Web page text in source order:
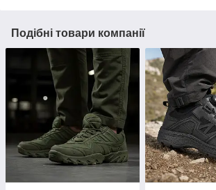
Подібні товари компанії